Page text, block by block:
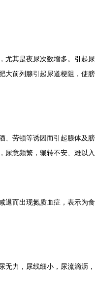
其是夜尿次数增多。引起
大前列腺引起尿道梗阻，使
劳顿等诱因而引起腺体及
尿意频繁，辗转不安、难以
而出现氮质血症，表示为
力，尿线细小，尿流滴沥